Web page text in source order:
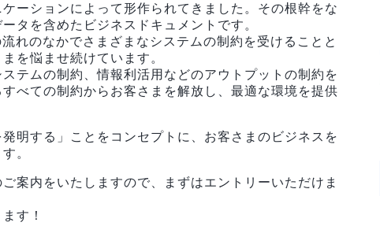
ーションによって形作られてきました。その根幹をな
タを含めたビジネスドキュメントです。
れのなかでさまざまなシステムの制約を受けることと
を悩ませ続けています。
テムの制約、情報利活用などのアウトプットの制約を
べての制約からお客さまを解放し、最適な環境を提供
明する」ことをコンセプトに、お客さまのビジネスを
。
案内をいたしますので、まずはエントリーいただけま
す！